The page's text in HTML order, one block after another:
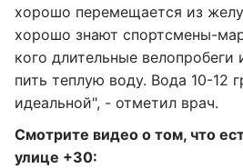
хорошо перемещается из
хорошо знают спортсмены-
кого длительные велопробеги
пить теплую воду. Вода 10-12
идеальной", - отметил врач.
Смотрите видео о том, что
улице +30: